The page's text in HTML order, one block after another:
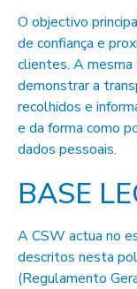
O objectivo
de confiança e
clientes. A
demonstrar a
recolhidos e
e da forma como
dados pessoais.
BASE
A CSW actua no
descritos nesta
(Regulamento